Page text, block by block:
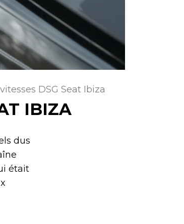
DSG Seat Ibiza
IBIZA
dus
était